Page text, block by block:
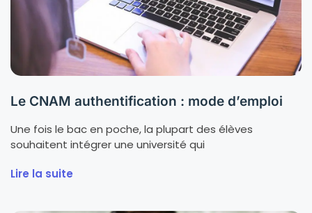
Le CNAM authentification : mode d’emploi
Une fois le bac en poche, la plupart des élèves
souhaitent intégrer une université qui
Lire la suite